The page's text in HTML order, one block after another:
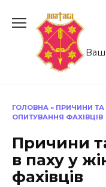
до
Ваш
ГОЛОВНА » ПРИЧИНИ ТА
ОПИТУВАННЯ ФАХІВЦІВ
Причини
в паху у
фахівців